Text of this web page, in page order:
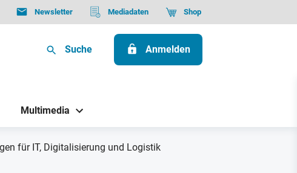
Newsletter Mediadaten Shop
Suche Anmelden
Multimedia
für IT, Digitalisierung und Logistik